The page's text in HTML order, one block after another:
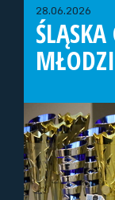
28.06.2026